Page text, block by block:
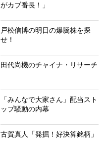
がカブ番長！」
戸松信博の明日の爆騰株を探
せ！
田代尚機のチャイナ・リサーチ
「みんなで大家さん」配当スト
ップ騒動の内幕
古賀真人「発掘！好決算銘柄」